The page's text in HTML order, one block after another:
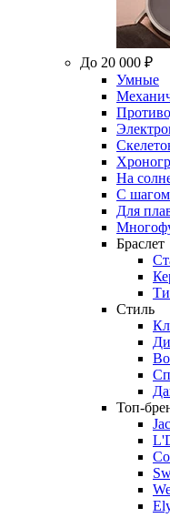
До 20 000 ₽
Умные
На
С
Для
Браслет
Стиль
Топ-